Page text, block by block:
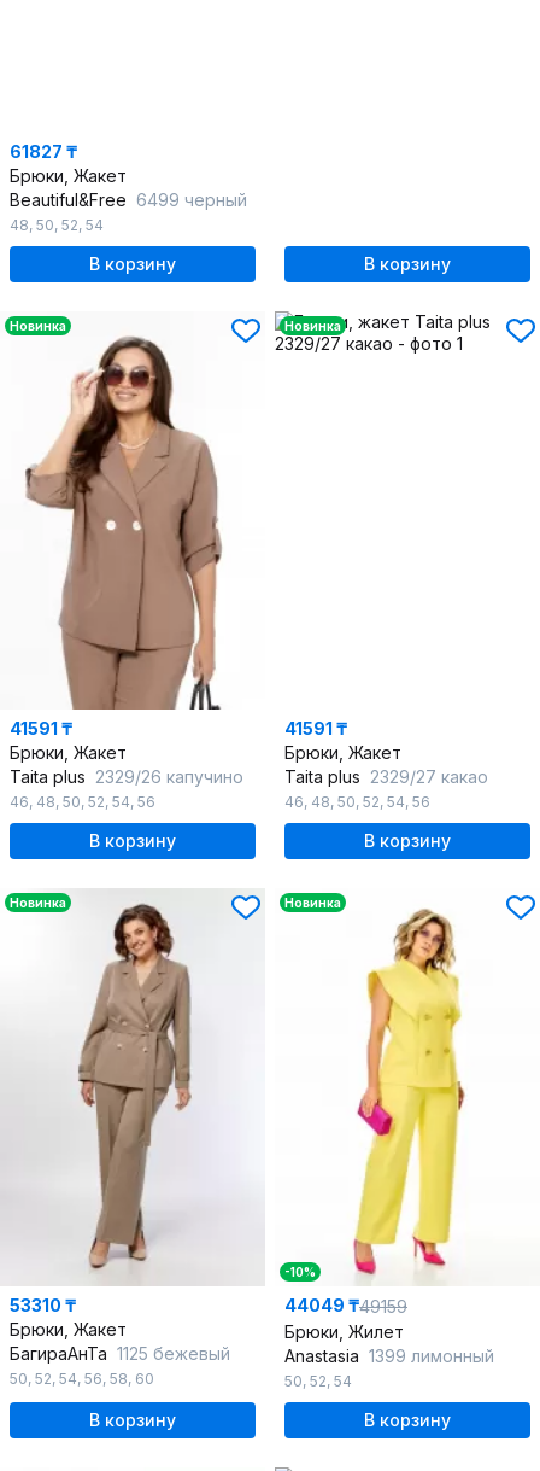
61827 ₸
Брюки, Жакет
Beautiful&Free 6499 черный
48, 50, 52, 54
В корзину В корзину
Новинка
41591 ₸
Брюки, Жакет
Taita plus 2329/26 капучино
46, 48, 50, 52, 54, 56
В корзину
Новинка
41591 ₸
Брюки, Жакет
Taita plus 2329/27 какао
46, 48, 50, 52, 54, 56
В корзину
Новинка
53310 ₸
Брюки, Жакет
БагираАнТа 1125 бежевый
50, 52, 54, 56, 58, 60
В корзину
Новинка
-10%
44049 ₸49159
Брюки, Жилет
Anastasia 1399 лимонный
50, 52, 54
В корзину